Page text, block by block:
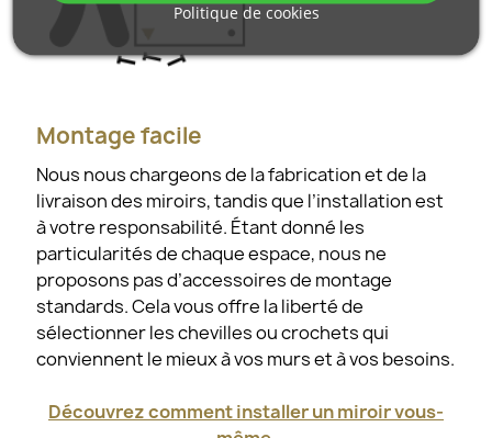
Montage facile
Nous nous chargeons de la fabrication et de la
livraison des miroirs, tandis que l’installation est
à votre responsabilité. Étant donné les
particularités de chaque espace, nous ne
proposons pas d’accessoires de montage
standards. Cela vous offre la liberté de
sélectionner les chevilles ou crochets qui
conviennent le mieux à vos murs et à vos besoins.
Découvrez comment installer un miroir vous-
Politique de cookies